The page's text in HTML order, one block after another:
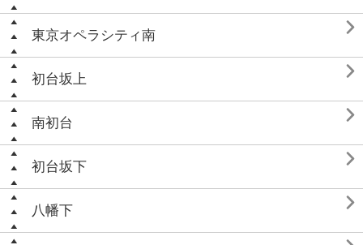
東京オペラシティ南 
初台坂上 
南初台 
初台坂下 
八幡下 